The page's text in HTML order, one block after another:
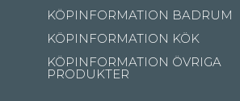
KÖPINFORMATION BADRUM
KÖPINFORMATION KÖK
KÖPINFORMATION ÖVRIGA
PRODUKTER